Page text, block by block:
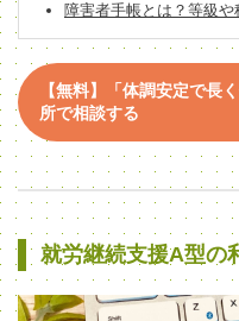
障害者手帳とは？等級
【無料】「体調安定で長
所で相談する
就労継続支援A型の